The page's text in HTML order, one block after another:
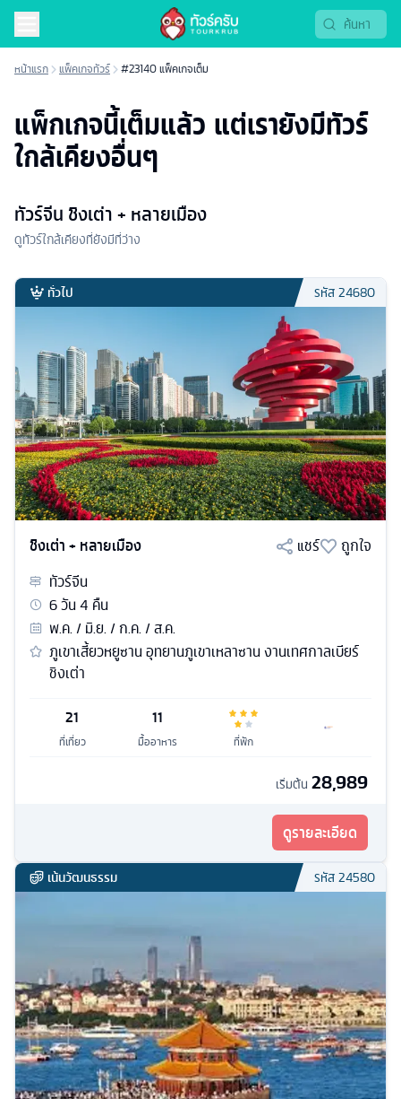
หน้าแรก แพ็คเกจทัวร์ #23140 แพ็คเกจเต็ม
แพ็กเกจนี้เต็มแล้ว แต่เรายังมีทัวร์
ใกล้เคียงอื่นๆ
ทัวร์จีน ชิงเต่า + หลายเมือง
ดูทัวร์ใกล้เคียงที่ยังมีที่ว่าง
ทั่วไป รหัส24680
ชิงเต่า + หลายเมือง แชร์
ถูกใจ
ทัวร์จีน
6วัน4 คืน
พ.ค. / มิ.ย. / ก.ค. / ส.ค.
ภูเขาเสี้ยวหยูซาน อุทยานภูเขาเหลาซาน งานเทศกาลเบียร์
ชิงเต่า
21
ที่เที่ยว
11
มื้ออาหาร ที่พัก
เริ่มต้น 28,989
ดูรายละเอียด
เน้นวัฒนธรรม รหัส24580